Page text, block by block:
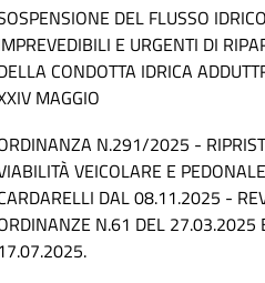
DEL FLUSSO
E URGENTI DI
CONDOTTA IDRICA
MAGGIO
N.291/2025 -
VEICOLARE E
DAL 08.11.2025 -
N.61 DEL 27.03.2025
17.07.2025.